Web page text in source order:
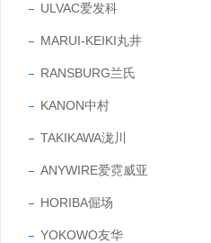
ULVAC爱发科
MARUI-KEIKI丸井
RANSBURG兰氏
KANON中村
TAKIKAWA泷川
ANYWIRE爱霓威亚
HORIBA倔场
YOKOWO友华